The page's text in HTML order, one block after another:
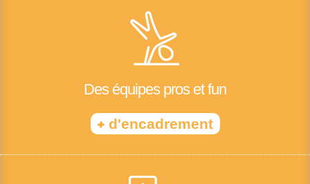
Des équipes pros et fun
+d'encadrement